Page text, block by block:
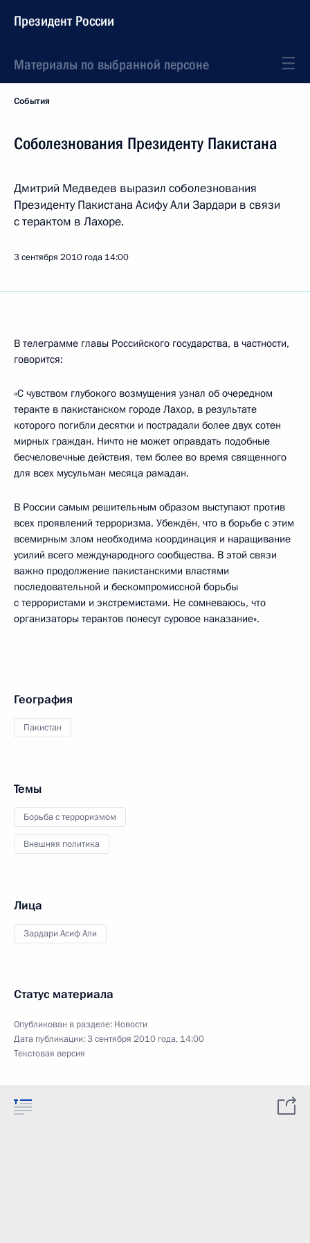
Президент России
Материалы по выбранной персоне
События
Соболезнования Президенту Пакистана
Дмитрий Медведев выразил соболезнования
Президенту Пакистана Асифу Али Зардари в связи
с терактом в Лахоре.
3 сентября 2010 года 14:00
В телеграмме главы Российского государства, в частности,
говорится:
«С чувством глубокого возмущения узнал об очередном
теракте в пакистанском городе Лахор, в результате
которого погибли десятки и пострадали более двух сотен
мирных граждан. Ничто не может оправдать подобные
бесчеловечные действия, тем более во время священного
для всех мусульман месяца рамадан.
В России самым решительным образом выступают против
всех проявлений терроризма. Убеждён, что в борьбе с этим
всемирным злом необходима координация и наращивание
усилий всего международного сообщества. В этой связи
важно продолжение пакистанскими властями
последовательной и бескомпромиссной борьбы
с террористами и экстремистами. Не сомневаюсь, что
организаторы терактов понесут суровое наказание».
География
Пакистан
Темы
Борьба с терроризмом
Внешняя политика
Лица
Зардари Асиф Али
Статус материала
Опубликован в разделе: Новости
Дата публикации:3 сентября 2010 года, 14:00
Текстовая версия